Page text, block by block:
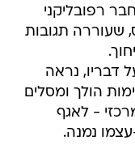
רפובליקני
שעוררה תגובות
דבריו, נראה
הולך ומסלים
- לאגף
נמנה.